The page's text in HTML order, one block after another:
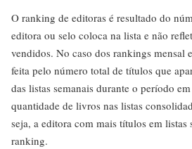
O ranking de editoras é resultado do
editora ou selo coloca na lista e não
vendidos. No caso dos rankings mensal
feita pelo número total de títulos que
das listas semanais durante o período
quantidade de livros nas listas
seja, a editora com mais títulos em listas
ranking.